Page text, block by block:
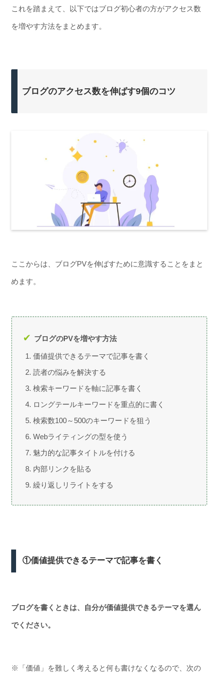
これを踏まえて、以下ではブログ初心者の方がアクセス数
を増やす方法をまとめます。
ブログのアクセス数を伸ばす9個のコツ
ここからは、ブログPVを伸ばすために意識することをまと
めます。
ブログのPVを増やす方法
価値提供できるテーマで記事を書く
読者の悩みを解決する
検索キーワードを軸に記事を書く
ロングテールキーワードを重点的に書く
検索数100～500のキーワードを狙う
Webライティングの型を使う
魅力的な記事タイトルを付ける
内部リンクを貼る
繰り返しリライトをする
①価値提供できるテーマで記事を書く
ブログを書くときは、自分が価値提供できるテーマを選ん
でください。
※「価値」を難しく考えると何も書けなくなるので、次の